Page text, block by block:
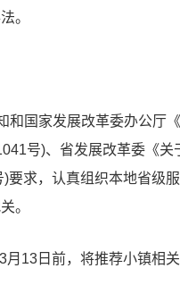
。
和国家发展改革委办公厅
号)、省发展改革委《
要求，认真组织本地省级
。
月13日前，将推荐小镇相